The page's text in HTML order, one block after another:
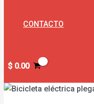
CONTACTO
$ 0.00